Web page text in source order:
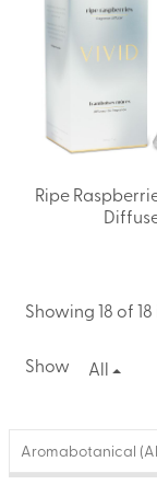
Ripe
Showing 18 of
Show All
Aromabotanical